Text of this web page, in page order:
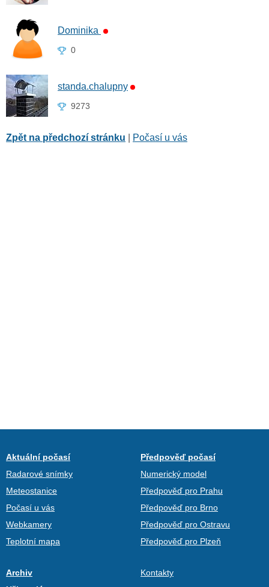
Dominika
0
standa.chalupny
9273
Zpět na předchozí stránku Počasí u vás
Aktuální počasí
Radarové snímky
Meteostanice
Počasí u vás
Webkamery
Teplotní mapa
Předpověď počasí
Numerický model
Předpověď pro Prahu
Předpověď pro Brno
Předpověď pro Ostravu
Předpověď pro Plzeň
Archiv
Kontakty